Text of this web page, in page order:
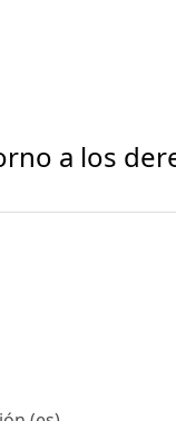
a los